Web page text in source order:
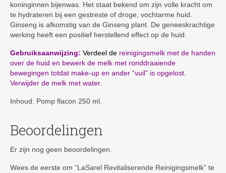
koninginnen bijenwas. Het staat bekend om zijn volle kracht om
te hydrateren bij een gestreste of droge, vochtarme huid.
Ginseng is afkomstig van de Ginseng plant. De geneeskrachtige
werking heeft een positief herstellend effect op de huid.
Gebruiksaanwijzing: Verdeel de reinigingsmelk met de handen
over de huid en bewerk de melk met ronddraaiende
bewegingen totdat make-up en ander “vuil” is opgelost.
Verwijder de melk met water.
Inhoud: Pomp flacon 250 ml.
Beoordelingen
Er zijn nog geen beoordelingen.
Wees de eerste om “LaSarel Revitaliserende Reinigingsmelk” te